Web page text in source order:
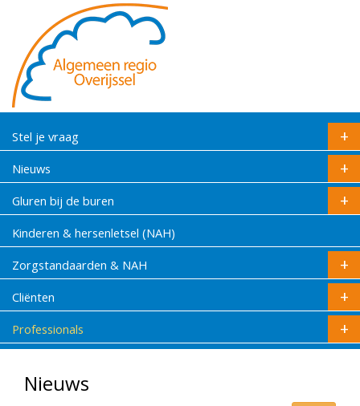
Stel je vraag
Nieuws
Gluren bij de buren
Kinderen & hersenletsel (NAH)
Zorgstandaarden & NAH
Cliënten
Professionals
Nieuws